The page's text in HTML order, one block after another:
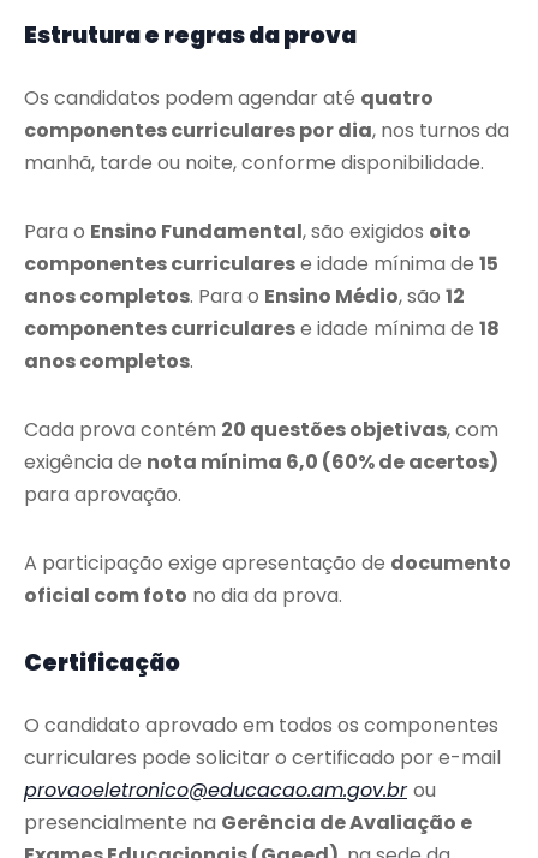
Estrutura e regras da prova
Os candidatos podem agendar até quatro
componentes curriculares por dia, nos turnos da
manhã, tarde ou noite, conforme disponibilidade.
Para o Ensino Fundamental, são exigidos oito
componentes curricularese idade mínima de 15
anos completos. Para o Ensino Médio, são 12
componentes curricularese idade mínima de 18
anos completos.
Cada prova contém 20 questões objetivas, com
exigência de nota mínima 6,0 (60% de acertos)
para aprovação.
A participação exige apresentação de documento
oficial com foto no dia da prova.
Certificação
O candidato aprovado em todos os componentes
curriculares pode solicitar o certificado por e-mail
provaoeletronico@educacao.am.gov.br ou
presencialmente na Gerência de Avaliação e